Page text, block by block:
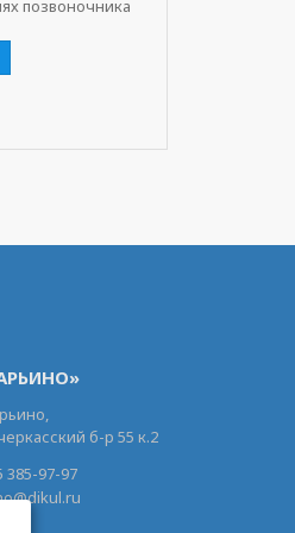
позвоночника
б-р 55 к.2
385-97-97